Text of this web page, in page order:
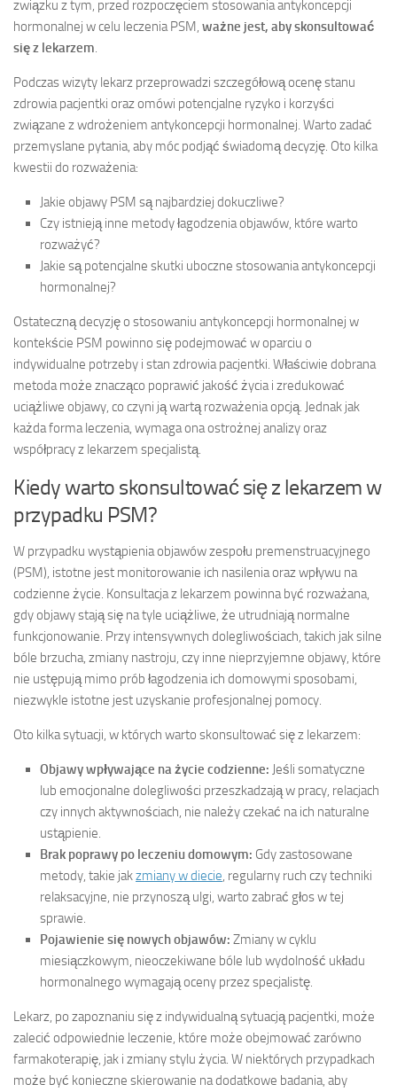
związku z tym, przed rozpoczęciem stosowania antykoncepcji
hormonalnej w celu leczenia PSM, ważne jest, aby skonsultować
się z lekarzem.
Podczas wizyty lekarz przeprowadzi szczegółową ocenę stanu
zdrowia pacjentki oraz omówi potencjalne ryzyko i korzyści
związane z wdrożeniem antykoncepcji hormonalnej. Warto zadać
przemyslane pytania, aby móc podjąć świadomą decyzję. Oto kilka
kwestii do rozważenia:
Jakie objawy PSM są najbardziej dokuczliwe?
Czy istnieją inne metody łagodzenia objawów, które warto
rozważyć?
Jakie są potencjalne skutki uboczne stosowania antykoncepcji
hormonalnej?
Ostateczną decyzję o stosowaniu antykoncepcji hormonalnej w
kontekście PSM powinno się podejmować w oparciu o
indywidualne potrzeby i stan zdrowia pacjentki. Właściwie dobrana
metoda może znacząco poprawić jakość życia i zredukować
uciążliwe objawy, co czyni ją wartą rozważenia opcją. Jednak jak
każda forma leczenia, wymaga ona ostrożnej analizy oraz
współpracy z lekarzem specjalistą.
Kiedy warto skonsultować się z lekarzem w
przypadku PSM?
W przypadku wystąpienia objawów zespołu premenstruacyjnego
(PSM), istotne jest monitorowanie ich nasilenia oraz wpływu na
codzienne życie. Konsultacja z lekarzem powinna być rozważana,
gdy objawy stają się na tyle uciążliwe, że utrudniają normalne
funkcjonowanie. Przy intensywnych dolegliwościach, takich jak silne
bóle brzucha, zmiany nastroju, czy inne nieprzyjemne objawy, które
nie ustępują mimo prób łagodzenia ich domowymi sposobami,
niezwykle istotne jest uzyskanie profesjonalnej pomocy.
Oto kilka sytuacji, w których warto skonsultować się z lekarzem:
Objawy wpływające na życie codzienne: Jeśli somatyczne
lub emocjonalne dolegliwości przeszkadzają w pracy, relacjach
czy innych aktywnościach, nie należy czekać na ich naturalne
ustąpienie.
Brak poprawy po leczeniu domowym: Gdy zastosowane
metody, takie jakzmiany w diecie, regularny ruch czy techniki
relaksacyjne, nie przynoszą ulgi, warto zabrać głos w tej
sprawie.
Pojawienie się nowych objawów: Zmiany w cyklu
miesiączkowym, nieoczekiwane bóle lub wydolność układu
hormonalnego wymagają oceny przez specjalistę.
Lekarz, po zapoznaniu się z indywidualną sytuacją pacjentki, może
zalecić odpowiednie leczenie, które może obejmować zarówno
farmakoterapię, jak i zmiany stylu życia. W niektórych przypadkach
może być konieczne skierowanie na dodatkowe badania, aby